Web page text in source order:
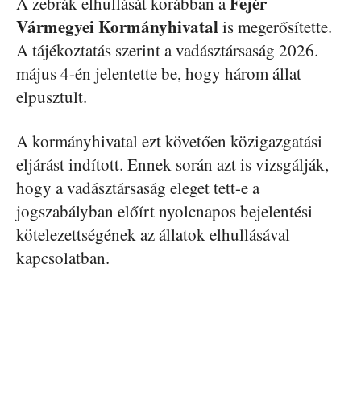
Vármegyei Kormányhivatalis megerősítette.
A tájékoztatás szerint a vadásztársaság 2026.
május 4-én jelentette be, hogy három állat
elpusztult.
A kormányhivatal ezt követően közigazgatási
eljárást indított. Ennek során azt is vizsgálják,
hogy a vadásztársaság eleget tett-e a
jogszabályban előírt nyolcnapos bejelentési
kötelezettségének az állatok elhullásával
kapcsolatban.